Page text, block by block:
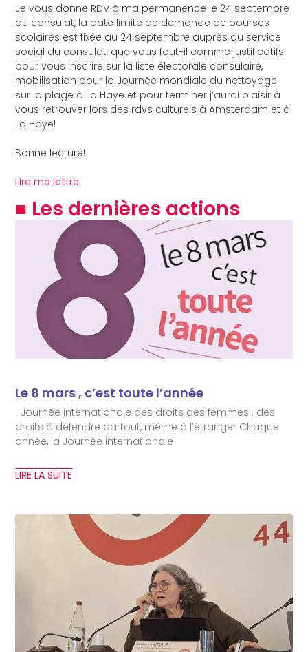
Je vous donne RDV à ma permanence le 24 septembre
au consulat, la date limite de demande de bourses
scolaires est fixée au 24 septembre auprès du service
social du consulat, que vous faut-il comme justificatifs
pour vous inscrire sur la liste électorale consulaire,
mobilisation pour la Journée mondiale du nettoyage
sur la plage à La Haye et pour terminer j’aurai plaisir à
vous retrouver lors des rdvs culturels à Amsterdam et à
La Haye!
Bonne lecture!
Lire ma lettre
■ Les dernières actions
Le 8 mars , c’est toute l’année
Journée internationale des droits des femmes : des
droits à défendre partout, même à l’étranger Chaque
année, la Journée internationale
LIRE LA SUITE